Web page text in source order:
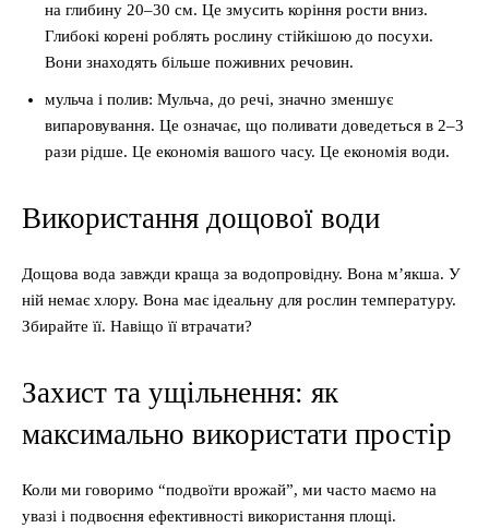
на глибину 20–30 см. Це змусить коріння рости вниз.
Глибокі корені роблять рослину стійкішою до посухи.
Вони знаходять більше поживних речовин.
мульча і полив: Мульча, до речі, значно зменшує
випаровування. Це означає, що поливати доведеться в 2–3
рази рідше. Це економія вашого часу. Це економія води.
Використання дощової води
Дощова вода завжди краща за водопровідну. Вона м’якша. У
ній немає хлору. Вона має ідеальну для рослин температуру.
Збирайте її. Навіщо її втрачати?
Захист та ущільнення: як
максимально використати простір
Коли ми говоримо “подвоїти врожай”, ми часто маємо на
увазі і подвоєння ефективності використання площі.